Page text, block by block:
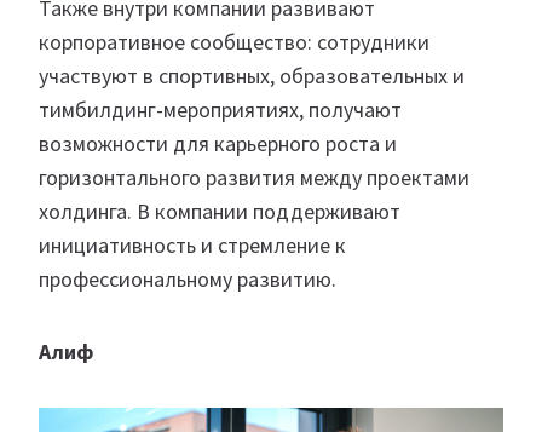
Также внутри компании развивают
корпоративное сообщество: сотрудники
участвуют в спортивных, образовательных и
тимбилдинг-мероприятиях, получают
возможности для карьерного роста и
горизонтального развития между проектами
холдинга. В компании поддерживают
инициативность и стремление к
профессиональному развитию.
Алиф